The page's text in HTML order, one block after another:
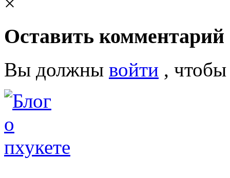
Оставить комментарий
Вы должны войти ,